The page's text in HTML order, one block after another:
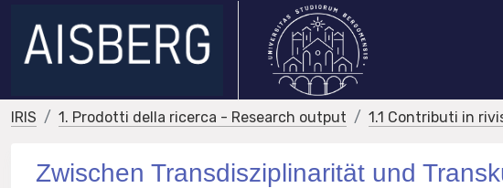
IRIS 1. Prodotti della ricerca - Research output 1.1 Contributi in
Zwischen Transdisziplinarität und